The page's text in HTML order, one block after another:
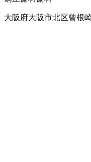
大阪府大阪市北区曾根